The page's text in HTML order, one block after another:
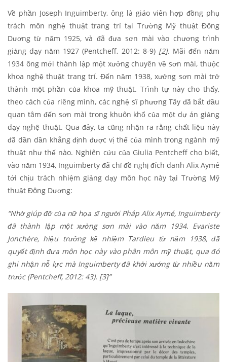
Về phần Joseph Inguimberty, ông là giáo viên hợp đồng phụ
trách môn nghệ thuật trang trí tại Trường Mỹ thuật Đông
Dương từ năm 1925, và đã đưa sơn mài vào chương trình
giảng dạy năm 1927 (Pentcheff, 2012: 8-9) [2]. Mãi đến năm
1934 ông mới thành lập một xưởng chuyên về sơn mài, thuộc
khoa nghệ thuật trang trí. Đến năm 1938, xưởng sơn mài trở
thành một phần của khoa mỹ thuật. Trình tự này cho thấy,
theo cách của riêng mình, các nghệ sĩ phương Tây đã bắt đầu
quan tâm đến sơn mài trong khuôn khổ của một dự án giảng
dạy nghệ thuật. Qua đây, ta cũng nhận ra rằng chất liệu này
đã dần dần khẳng định được vị thế của mình trong ngành mỹ
thuật như thế nào. Nghiên cứu của Giulia Pentcheff cho biết,
vào năm 1934, Inguimberty đã chỉ đề nghị đích danh Alix Aymé
tới chịu trách nhiệm giảng dạy môn học này tại Trường Mỹ
thuật Đông Dương:
“Nhờ giúp đỡ của nữ họa sĩ người Pháp Alix Aymé, Inguimberty
đã thành lập một xưởng sơn mài vào năm 1934. Evariste
Jonchère, hiệu trưởng kế nhiệm Tardieu từ năm 1938, đã
quyết định đưa môn học này vào phân môn mỹ thuật, qua đó
ghi nhận nỗ lực mà Inguimberty đã khởi xướng từ nhiều năm
trước (Pentcheff, 2012: 43). [3]”